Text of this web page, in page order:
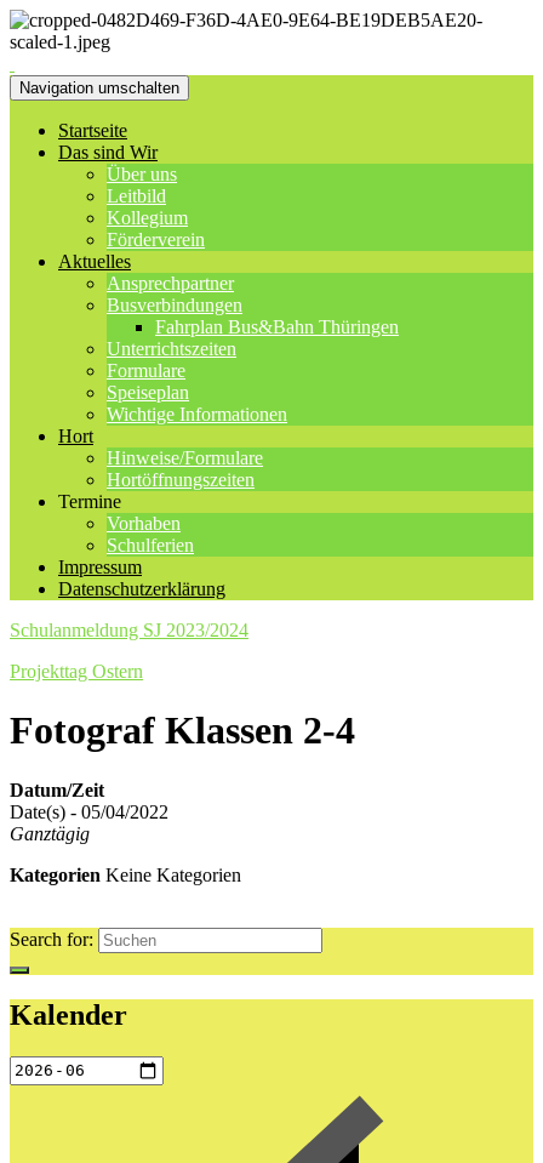
Navigation umschalten
Startseite
Das sind Wir
Über uns
Leitbild
Kollegium
Förderverein
Aktuelles
Ansprechpartner
Busverbindungen
Fahrplan Bus&Bahn Thüringen
Unterrichtszeiten
Formulare
Speiseplan
Wichtige Informationen
Hort
Hinweise/Formulare
Hortöffnungszeiten
Termine
Vorhaben
Schulferien
Impressum
Datenschutzerklärung
Schulanmeldung SJ 2023/2024
Projekttag Ostern
Fotograf Klassen 2-4
Datum/Zeit
Date(s) - 05/04/2022
Ganztägig
Kategorien Keine Kategorien
Search for:
Kalender